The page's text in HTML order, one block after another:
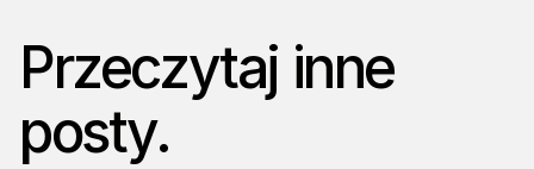
Przeczytaj inne
posty.